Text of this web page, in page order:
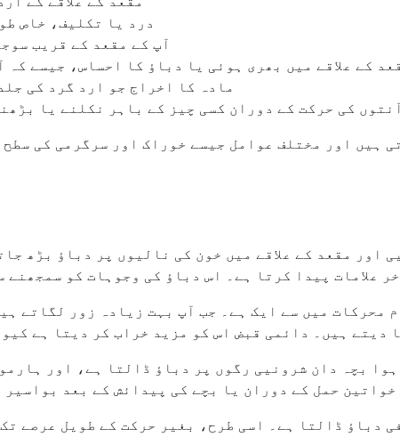
درد یا تکلیف، خاص
آپ کے مقعد کے قریب
کے علاقے میں بھری ہوئی یا دباؤ کا احساس، جیسے
مادہ کا اخراج جو ارد گرد کی
آنتوں کی حرکت کے دوران کسی چیز کے باہر نکلنے یا
ہیں اور مختلف عوامل جیسے خوراک اور سرگرمی کی
اور مقعد کے علاقے میں خون کی نالیوں پر دباؤ بڑھ
علامات پیدا کرتا ہے۔ اس دباؤ کی وجوہات کو
محرکات میں سے ایک ہے۔ جب آپ بہت زیادہ زور لگاتے
دیتے ہیں۔ دائمی قبض اس کو مزید خراب کر دیتا ہے
بچہ دان شرونیی رگوں پر دباؤ ڈالتا ہے، اور
خواتین حمل کے دوران یا بچے کی پیدائش کے بعد
دباؤ ڈالتا ہے۔ اسی طرح، بغیر حرکت کے طویل عرصے